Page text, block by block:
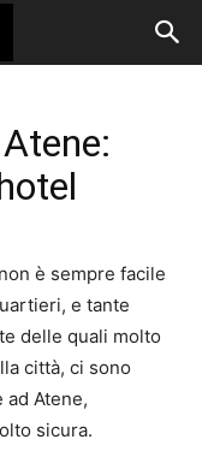
non è sempre facile
e tante
delle quali molto
città, ci sono
Atene,
sicura.